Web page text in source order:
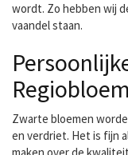
wordt. Zo hebben wij
vaandel staan.
Zwarte bloemen
en verdriet. Het is fijn